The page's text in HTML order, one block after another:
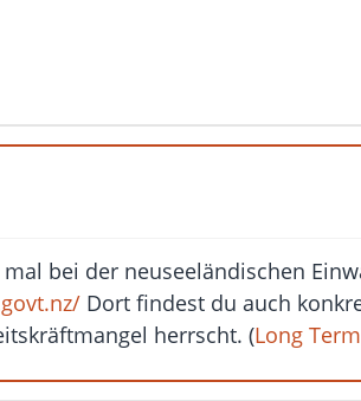
bei der neuseeländischen
Dort findest du auch
herrscht. (Long